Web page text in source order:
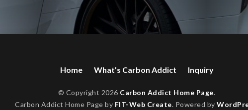
Home What’s Carbon Addict Inquiry
© Copyright 2026 Carbon Addict Home Page.
Carbon Addict Home Page by FIT-Web Create. Powered by